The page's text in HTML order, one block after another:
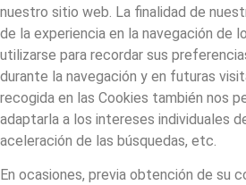
nuestro sitio web. La finalidad de
de la experiencia en la navegación de
utilizarse para recordar sus
durante la navegación y en futuras
recogida en las Cookies también nos
adaptarla a los intereses individuales
aceleración de las búsquedas, etc.
En ocasiones, previa obtención de su